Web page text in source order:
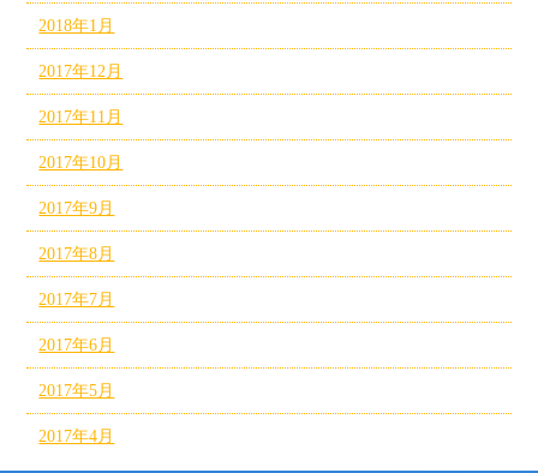
2018年1月
2017年12月
2017年11月
2017年10月
2017年9月
2017年8月
2017年7月
2017年6月
2017年5月
2017年4月